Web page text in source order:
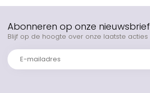
Abonneren op onze nieuwsbrief
Blijf op de hoogte over onze laatste acties